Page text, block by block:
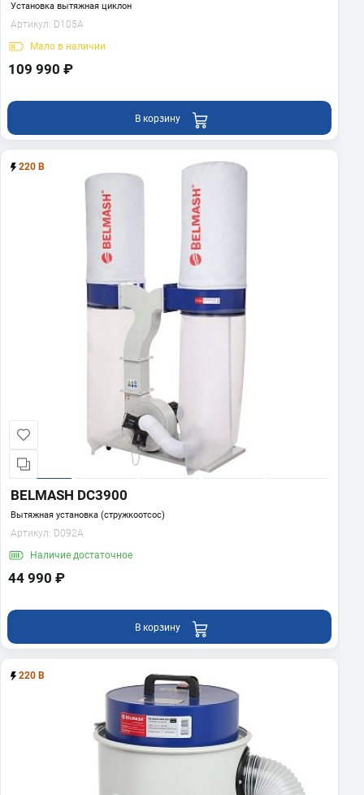
Установка вытяжная циклон
Артикул: D105A
Мало в наличии
109 990 ₽
В корзину
220 В
BELMASH DC3900
Вытяжная установка (стружкоотсос)
Артикул: D092A
Наличие достаточное
44 990 ₽
В корзину
220 В